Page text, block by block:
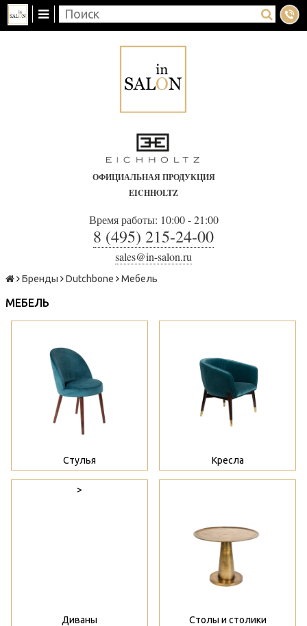
ОФИЦИАЛЬНАЯ ПРОДУКЦИЯ
EICHHOLTZ
Время работы: 10:00 - 21:00
8 (495) 215-24-00
sales@in-salon.ru
Бренды Dutchbone Мебель
МЕБЕЛЬ
Стулья Кресла
>
Диваны Столы и столики